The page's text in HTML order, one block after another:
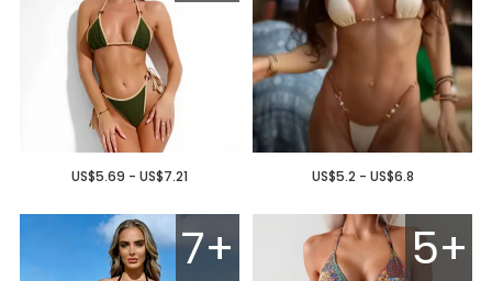
US$5.69 - US$7.21 US$5.2 - US$6.8
7+ 5+